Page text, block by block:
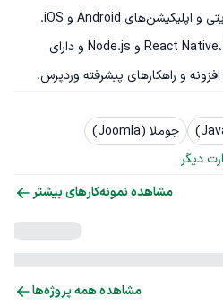
اختصاصی، SaaS، پنل‌های مدیریتی و اپلیکیشن‌های Android و iOS.
مسلط به React Native، React، PHP، Laravel و Node.js و دارای
و راهکارهای پیشرفته وردپرس.
جوملا (Joomla)
دیگر
مشاهده نمونه‌کارهای بیشتر
مشاهده همه پروژه‌ها